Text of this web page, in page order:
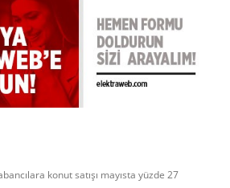
konut satışı mayısta yüzde 27